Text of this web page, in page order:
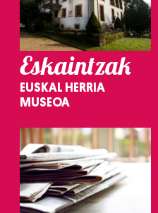
Eskaintzak
EUSKAL HERRIA
MUSEOA